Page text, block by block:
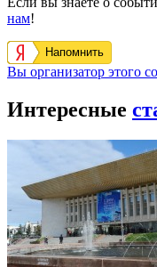
нам!
Напомнить
Вы организатор этого
Интересные